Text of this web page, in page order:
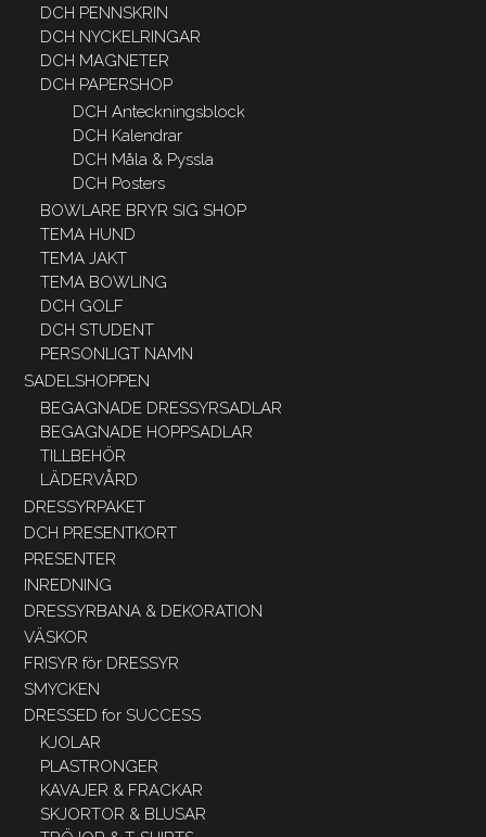
DCH PENNSKRIN
DCH NYCKELRINGAR
DCH MAGNETER
DCH PAPERSHOP
DCH Anteckningsblock
DCH Kalendrar
DCH Måla & Pyssla
DCH Posters
BOWLARE BRYR SIG SHOP
TEMA HUND
TEMA JAKT
TEMA BOWLING
DCH GOLF
DCH STUDENT
PERSONLIGT NAMN
SADELSHOPPEN
BEGAGNADE DRESSYRSADLAR
BEGAGNADE HOPPSADLAR
TILLBEHÖR
LÄDERVÅRD
DRESSYRPAKET
DCH PRESENTKORT
PRESENTER
INREDNING
DRESSYRBANA & DEKORATION
VÄSKOR
FRISYR för DRESSYR
SMYCKEN
DRESSED for SUCCESS
KJOLAR
PLASTRONGER
KAVAJER & FRACKAR
SKJORTOR & BLUSAR